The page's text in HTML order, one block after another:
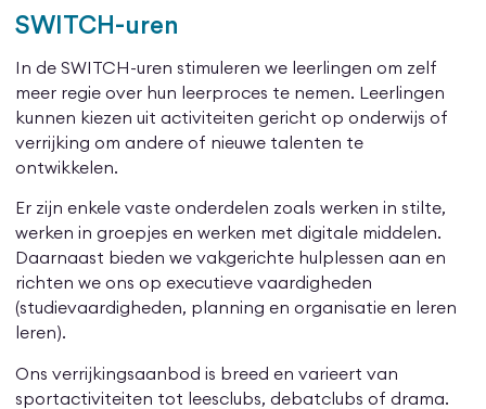
SWITCH-uren
In de SWITCH-uren stimuleren we leerlingen om zelf
meer regie over hun leerproces te nemen. Leerlingen
kunnen kiezen uit activiteiten gericht op onderwijs of
verrijking om andere of nieuwe talenten te
ontwikkelen.
Er zijn enkele vaste onderdelen zoals werken in stilte,
werken in groepjes en werken met digitale middelen.
Daarnaast bieden we vakgerichte hulplessen aan en
richten we ons op executieve vaardigheden
(studievaardigheden, planning en organisatie en leren
leren).
Ons verrijkingsaanbod is breed en varieert van
sportactiviteiten tot leesclubs, debatclubs of drama.